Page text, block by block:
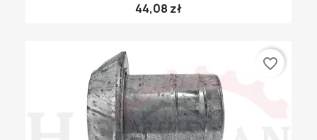
44,08 zł
favorite_border